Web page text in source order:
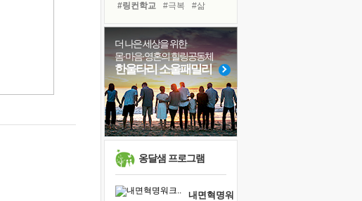
졸업식 사진을 보며
'말 타는 법'을 먼저
슬럼프
아픈 아버지를 위한 공간 설계
보고 싶은 어머니
유년 시절의 부산 영도 바다
못된 꼰대들
너무 황홀한 꽃들이여!
#링컨학교
#극복
#삶
#아이들
#선택
#친구
#면역력
#리더
#독서캠프
#다짐
#도움
#독서
#유튜브
#바이러스
#건강 #나눔
더 나은 세상을 위한
몸·마음·영혼의 힐링공동체
한울타리 소울패밀리
옹달샘 프로그램
내면혁명워